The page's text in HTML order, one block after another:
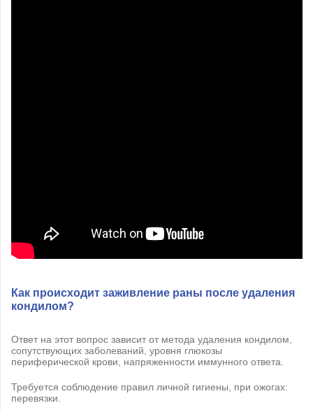
Как происходит заживление раны после удаления
кондилом?
Ответ на этот вопрос зависит от метода удаления кондилом,
сопутствующих заболеваний, уровня глюкозы
периферической крови, напряженности иммунного ответа.
Требуется соблюдение правил личной гигиены, при ожогах:
перевязки.